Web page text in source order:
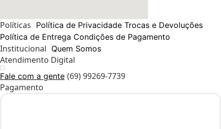
Políticas Política de Privacidade Trocas e Devoluções
Política de Entrega Condições de Pagamento
Institucional Quem Somos
Atendimento Digital
Fale com a gente (69) 99269-7739
Pagamento